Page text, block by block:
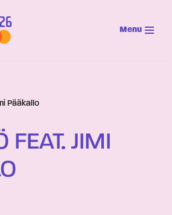
Menu
Pääkallo
FEAT. JIMI